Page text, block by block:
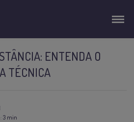
ENTENDA O
TÉCNICA
3 min